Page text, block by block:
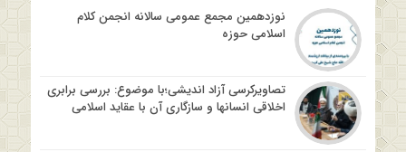
نوزدهمین مجمع عمومی سالانه انجمن کلام
اسلامی حوزه
تصاویرکرسی آزاد اندیشی؛با موضوع: بررسی برابری
اخلاقی انسانها و سازگاری آن با عقاید اسلامی